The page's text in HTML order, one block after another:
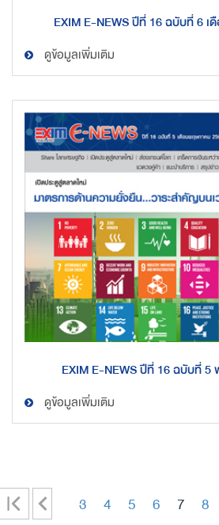
EXIM E-NEWS ปีที่ 16 ฉบับที่ 6 เ
ดูข้อมูลเพิ่มเติม
EXIM E-NEWS ปีที่ 16 ฉบับที่ 5
ดูข้อมูลเพิ่มเติม
<
3 4 5 6 7 8